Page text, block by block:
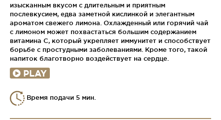
изысканным вкусом с длительным и приятным
послевкусием, едва заметной кислинкой и элегантным
ароматом свежего лимона. Охлажденный или горячий чай
с лимоном может похвастаться большим содержанием
витамина С, который укрепляет иммунитет и способствует
борьбе с простудными заболеваниями. Кроме того, такой
напиток благотворно воздействует на сердце.
PLAY
Время подачи 5 мин.